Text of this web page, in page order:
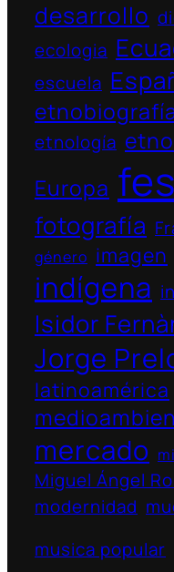
desarrollo
ecologia
escuela
etnología
Europa
fotografía
género imagen
indígena
Isidor
Jorge
latinoamérica
mercado
Miguel Ángel
modernidad
musica popular